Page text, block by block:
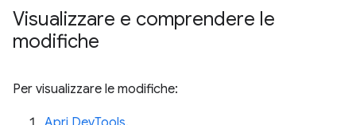
Visualizzare e comprendere le
modifiche
Per visualizzare le modifiche: